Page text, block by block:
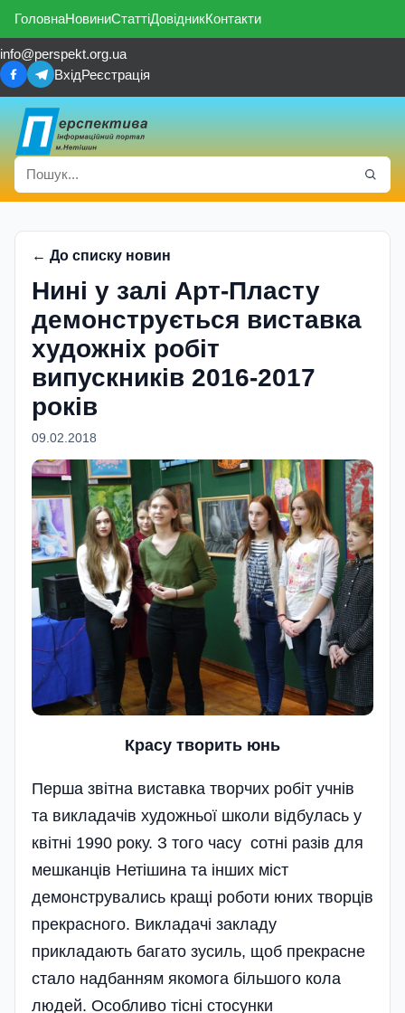
ГоловнаНовиниСтаттіДовідникКонтакти
info@perspekt.org.ua
ВхідРеєстрація
← До списку новин
Нині у залі Арт-Пласту
демонструється виставка
художніх робіт
випускників 2016-2017
років
09.02.2018
Красу творить юнь
Перша звітна виставка творчих робіт учнів
та викладачів художньої школи відбулась у
квітні 1990 року. З того часу сотні разів для
мешканців Неті­шина та інших міст
демонструвались кращі роботи юних творців
пре­красного. Викладачі закладу
прикладають багато зусиль, щоб пре­красне
стало надбанням якомога біль­шого кола
людей. Осо­бливо тісні стосунки